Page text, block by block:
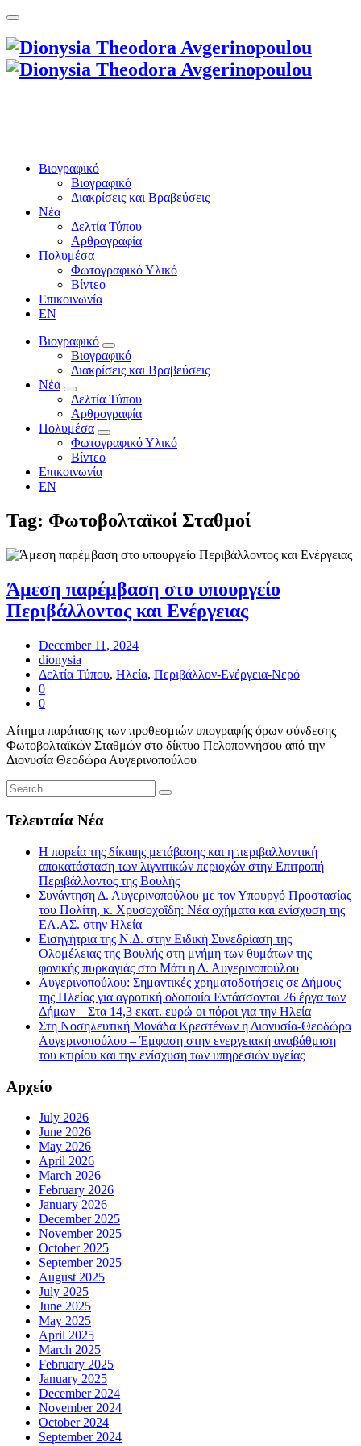
Βιογραφικό
Βιογραφικό
Διακρίσεις και Βραβεύσεις
Νέα
Δελτία Τύπου
Αρθρογραφία
Πολυμέσα
Φωτογραφικό Υλικό
Βίντεο
Επικοινωνία
EN
Βιογραφικό
Βιογραφικό
Διακρίσεις και Βραβεύσεις
Νέα
Δελτία Τύπου
Αρθρογραφία
Πολυμέσα
Φωτογραφικό Υλικό
Βίντεο
Επικοινωνία
EN
Tag: Φωτοβολταϊκοί Σταθμοί
Άμεση παρέμβαση στο υπουργείο
Περιβάλλοντος και Ενέργειας
December 11, 2024
dionysia
Δελτία Τύπου, Ηλεία, Περιβάλλον-Ενέργεια-Νερό
0
0
Αίτημα παράτασης των προθεσμιών υπογραφής όρων σύνδεσης
Φωτοβολταϊκών Σταθμών στο δίκτυο Πελοποννήσου από την
Διονυσία Θεοδώρα Αυγερινοπούλου
Τελευταία Νέα
Η πορεία της δίκαιης μετάβασης και η περιβαλλοντική
αποκατάσταση των λιγνιτικών περιοχών στην Επιτροπή
Περιβάλλοντος της Βουλής
Συνάντηση Δ. Αυγερινοπούλου με τον Υπουργό Προστασίας
του Πολίτη, κ. Χρυσοχοΐδη: Νέα οχήματα και ενίσχυση της
ΕΛ.ΑΣ. στην Ηλεία
Εισηγήτρια της Ν.Δ. στην Ειδική Συνεδρίαση της
Ολομέλειας της Βουλής στη μνήμη των θυμάτων της
φονικής πυρκαγιάς στο Μάτι η Δ. Αυγερινοπούλου
Αυγερινοπούλου: Σημαντικές χρηματοδοτήσεις σε Δήμους
της Ηλείας για αγροτική οδοποιία Εντάσσονται 26 έργα των
Δήμων – Στα 14,3 εκατ. ευρώ οι πόροι για την Ηλεία
Στη Νοσηλευτική Μονάδα Κρεστένων η Διονυσία-Θεοδώρα
Αυγερινοπούλου – Έμφαση στην ενεργειακή αναβάθμιση
του κτιρίου και την ενίσχυση των υπηρεσιών υγείας
Αρχείο
July 2026
June 2026
May 2026
April 2026
March 2026
February 2026
January 2026
December 2025
November 2025
October 2025
September 2025
August 2025
July 2025
June 2025
May 2025
April 2025
March 2025
February 2025
January 2025
December 2024
November 2024
October 2024
September 2024